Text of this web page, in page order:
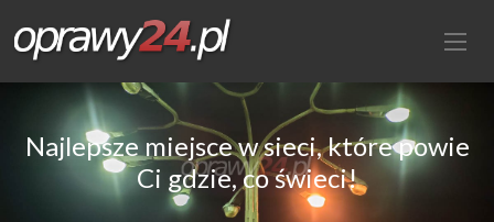
Najlepsze miejsce w sieci, które powie
Ci gdzie, co świeci!